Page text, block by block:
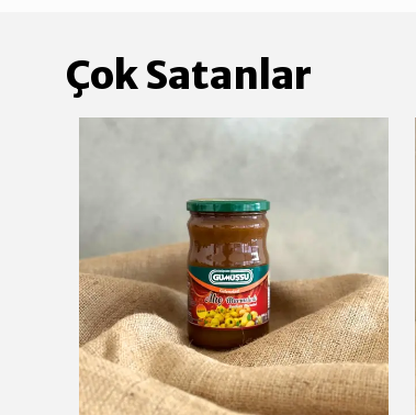
Çok Satanlar